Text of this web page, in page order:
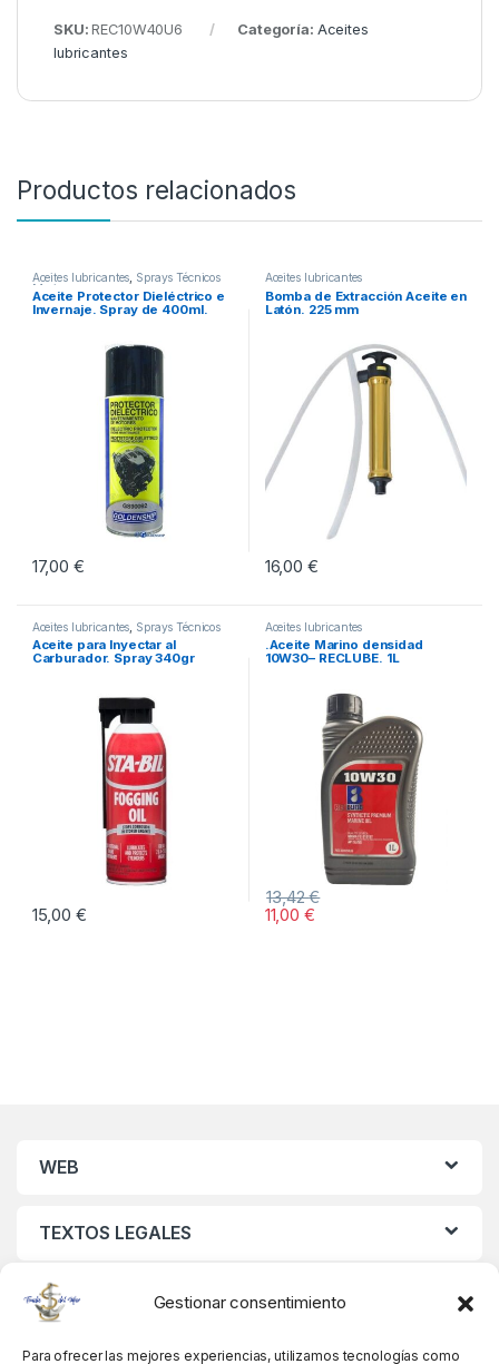
Gestionar consentimiento
Para ofrecer las mejores experiencias, utilizamos tecnologías como
SKU:REC10W40U6 Categoría: Aceites
lubricantes
Productos relacionados
Aceites lubricantes Sprays Técnicos
Marinos
Aceite Protector Dieléctrico e
Invernaje. Spray de 400ml.
17,00 €
Aceites lubricantes
Bomba de Extracción Aceite en
Latón. 225 mm
16,00 €
Aceites lubricantes Sprays Técnicos
Marinos
Aceite para Inyectar al
Carburador. Spray 340gr
15,00 €
Aceites lubricantes
.Aceite Marino densidad
10W30– RECLUBE. 1L
11,00 €
13,42€
WEB
TEXTOS LEGALES
MIS DATOS